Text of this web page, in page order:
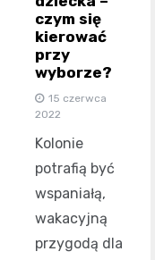
czym się
kierować
przy
wyborze?
15 czerwca
2022
Kolonie
potrafią być
wspaniałą,
wakacyjną
przygodą dla